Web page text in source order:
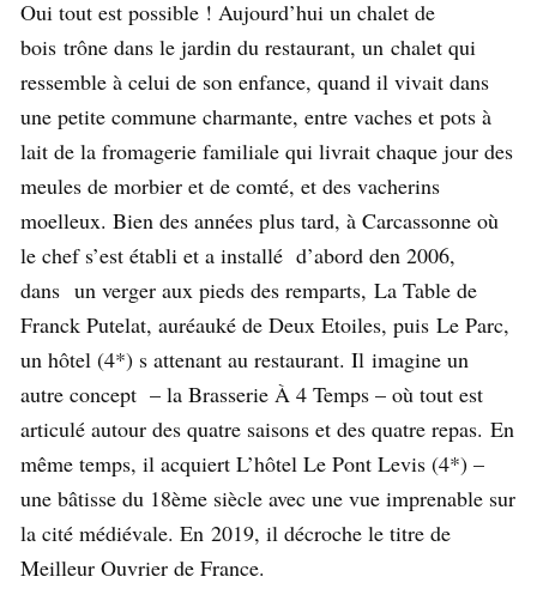
Oui tout est possible ! Aujourd’hui un chalet de
bois trône dans le jardin du restaurant, un chalet qui
ressemble à celui de son enfance, quand il vivait dans
une petite commune charmante, entre vaches et pots à
lait de la fromagerie familiale qui livrait chaque jour des
meules de morbier et de comté, et des vacherins
moelleux. Bien des années plus tard, à Carcassonne où
le chef s’est établi et a installé d’abord den 2006,
dans un verger aux pieds des remparts, La Table de
Franck Putelat, auréauké de Deux Etoiles, puis Le Parc,
un hôtel (4*) s attenant au restaurant. Il imagine un
autre concept – la Brasserie À 4 Temps – où tout est
articulé autour des quatre saisons et des quatre repas. En
même temps, il acquiert L’hôtel Le Pont Levis (4*) –
une bâtisse du 18ème siècle avec une vue imprenable sur
la cité médiévale. En 2019, il décroche le titre de
Meilleur Ouvrier de France.